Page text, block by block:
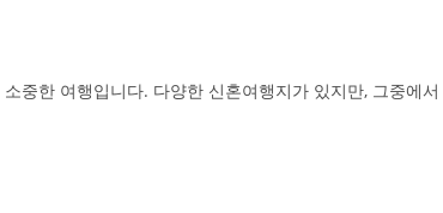
중한 여행입니다. 다양한 신혼여행지가 있지만, 그중에서